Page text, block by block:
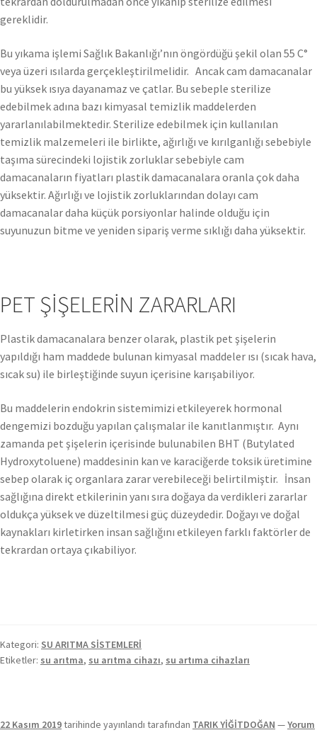
gereklidir.
Bu yıkama işlemi Sağlık Bakanlığı’nın öngördüğü şekil olan 55 C°
veya üzeri ısılarda gerçekleştirilmelidir. Ancak cam damacanalar
bu yüksek ısıya dayanamaz ve çatlar. Bu sebeple sterilize
edebilmek adına bazı kimyasal temizlik maddelerden
yararlanılabilmektedir. Sterilize edebilmek için kullanılan
temizlik malzemeleri ile birlikte, ağırlığı ve kırılganlığı sebebiyle
taşıma sürecindeki lojistik zorluklar sebebiyle cam
damacanaların fiyatları plastik damacanalara oranla çok daha
yüksektir. Ağırlığı ve lojistik zorluklarından dolayı cam
damacanalar daha küçük porsiyonlar halinde olduğu için
suyunuzun bitme ve yeniden sipariş verme sıklığı daha yüksektir.
PET ŞİŞELERİN ZARARLARI
Plastik damacanalara benzer olarak, plastik pet şişelerin
yapıldığı ham maddede bulunan kimyasal maddeler ısı (sıcak hava,
sıcak su) ile birleştiğinde suyun içerisine karışabiliyor.
Bu maddelerin endokrin sistemimizi etkileyerek hormonal
dengemizi bozduğu yapılan çalışmalar ile kanıtlanmıştır. Aynı
zamanda pet şişelerin içerisinde bulunabilen BHT (Butylated
Hydroxytoluene) maddesinin kan ve karaciğerde toksik üretimine
sebep olarak iç organlara zarar verebileceği belirtilmiştir. İnsan
sağlığına direkt etkilerinin yanı sıra doğaya da verdikleri zararlar
oldukça yüksek ve düzeltilmesi güç düzeydedir. Doğayı ve doğal
kaynakları kirletirken insan sağlığını etkileyen farklı faktörler de
tekrardan ortaya çıkabiliyor.
Kategori: SU ARITMA SİSTEMLERİ
Etiketler: su arıtma, su arıtma cihazı, su artıma cihazları
22 Kasım 2019tarihinde yayınlandı tarafından TARIK YİĞİTDOĞAN —Yorum